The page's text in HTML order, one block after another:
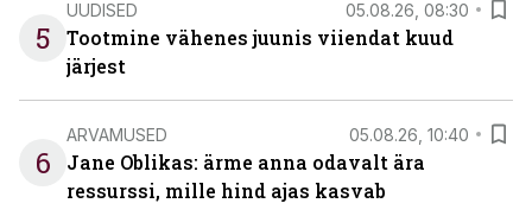
5
UUDISED 05.08.26, 08:30
Tootmine vähenes juunis viiendat kuud
järjest
6
ARVAMUSED 05.08.26, 10:40
Jane Oblikas: ärme anna odavalt ära
ressurssi, mille hind ajas kasvab